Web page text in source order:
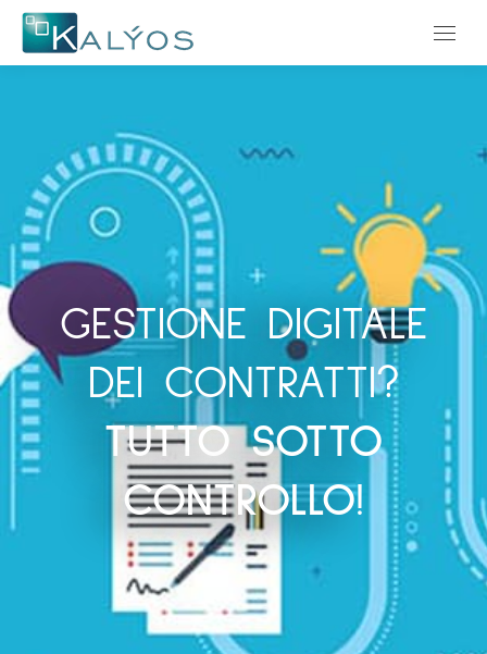
GESTIONE DIGITALE
DEI CONTRATTI?
TUTTO SOTTO
CONTROLLO!